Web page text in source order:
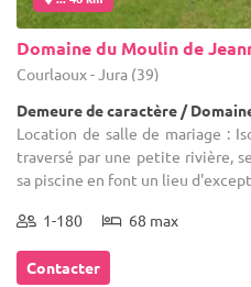
Domaine du Moulin de
Courlaoux - Jura (39)
Demeure de caractère /
Location de salle de mariage :
traversé par une petite rivière,
sa piscine en font un lieu
1-180 68 max
Contacter